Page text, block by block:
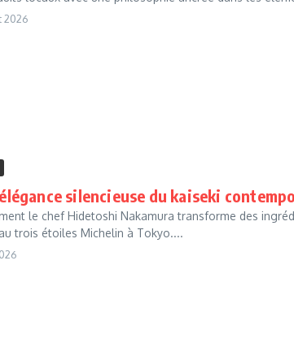
2026
silencieuse du kaiseki
le chef Hidetoshi Nakamura transforme des
trois étoiles Michelin à Tokyo....